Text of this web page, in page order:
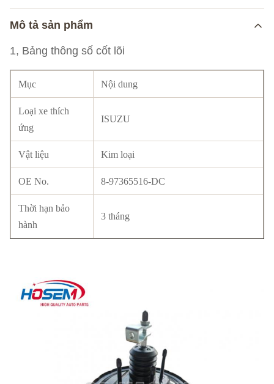
Mô tả sản phẩm
1, Bảng thông số cốt lõi
Mục Nội dung
Loại xe thích
ứng
ISUZU
Vật liệu Kim loại
OE No. 8-97365516-DC
Thời hạn bảo
hành
3 tháng